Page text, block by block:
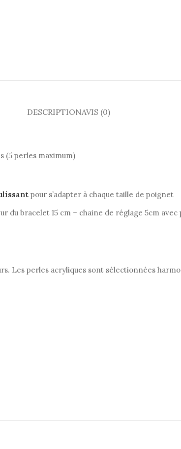
DESCRIPTIONAVIS (0)
(5 perles maximum)
pour s’adapter à chaque taille de poignet
du bracelet 15 cm + chaine de réglage 5cm
Les perles acryliques sont sélectionnées